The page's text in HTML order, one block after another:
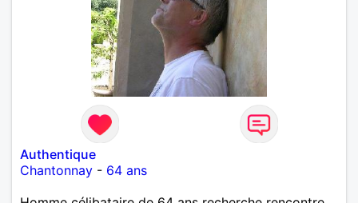
Authentique
Chantonnay - 64 ans